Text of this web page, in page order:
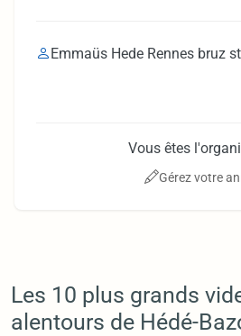
Emmaüs Hede Rennes bruz
Vous êtes
Gérez votre
Les 10 plus grands
alentours de Hédé-